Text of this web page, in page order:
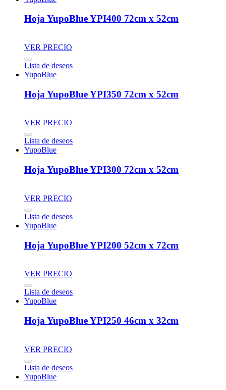
Hoja YupoBlue YPI400 72cm x 52cm
VER PRECIO
Lista de deseos
YupoBlue
Hoja YupoBlue YPI350 72cm x 52cm
VER PRECIO
Lista de deseos
YupoBlue
Hoja YupoBlue YPI300 72cm x 52cm
VER PRECIO
Lista de deseos
YupoBlue
Hoja YupoBlue YPI200 52cm x 72cm
VER PRECIO
Lista de deseos
YupoBlue
Hoja YupoBlue YPI250 46cm x 32cm
VER PRECIO
Lista de deseos
YupoBlue